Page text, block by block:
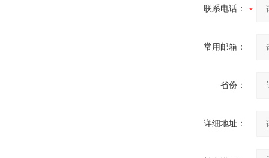
联系电话：
常用邮箱：
省份：
详细地址：